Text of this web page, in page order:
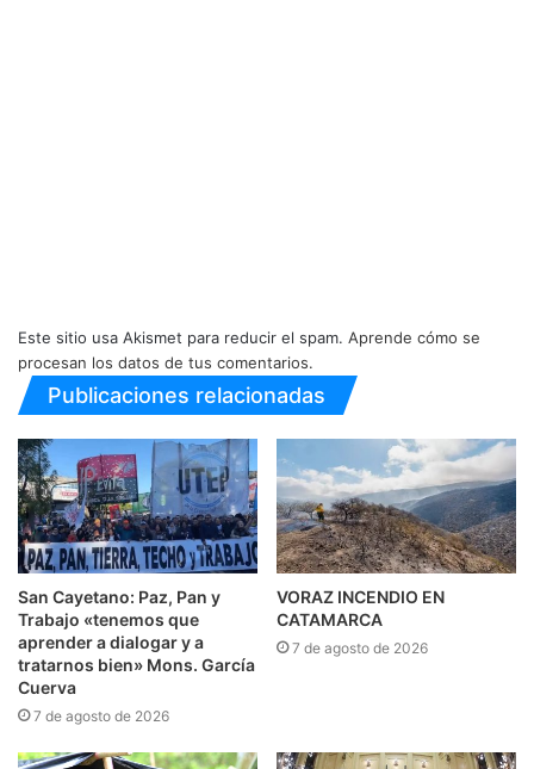
Este sitio usa Akismet para reducir el spam. Aprende cómo se
procesan los datos de tus comentarios.
Publicaciones relacionadas
San Cayetano: Paz, Pan y
Trabajo «tenemos que
aprender a dialogar y a
tratarnos bien» Mons. García
Cuerva
7 de agosto de 2026
VORAZ INCENDIO EN
CATAMARCA
7 de agosto de 2026